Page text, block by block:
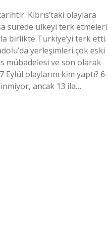
Kıbrıs’taki olaylara
sürede ülkeyi terk etmeleri
birlikte Türkiye’yi terk etti.
yerleşimleri çok eski
mübadelesi ve son olarak
olaylarını kim yaptı? 6-
ancak 13 ila…